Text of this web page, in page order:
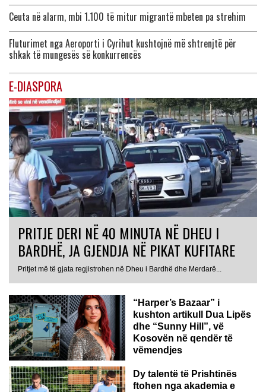
Ceuta në alarm, mbi 1.100 të mitur migrantë mbeten pa strehim
Fluturimet nga Aeroporti i Cyrihut kushtojnë më shtrenjtë për
shkak të mungesës së konkurrencës
E-DIASPORA
PRITJE DERI NË 40 MINUTA NË DHEU I
BARDHË, JA GJENDJA NË PIKAT KUFITARE
Pritjet më të gjata regjistrohen në Dheu i Bardhë dhe Merdarë...
“Harper’s Bazaar” i
kushton artikull Dua Lipës
dhe “Sunny Hill”, vë
Kosovën në qendër të
vëmendjes
Dy talentë të Prishtinës
ftohen nga akademia e